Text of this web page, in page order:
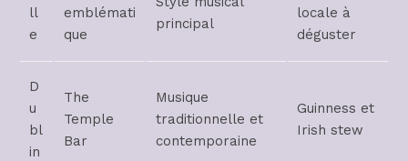
ll
e
emblémati
que
principal
locale à
déguster
D
u
bl
in
The
Temple
Bar
Musique
traditionnelle et
contemporaine
Guinness et
Irish stew